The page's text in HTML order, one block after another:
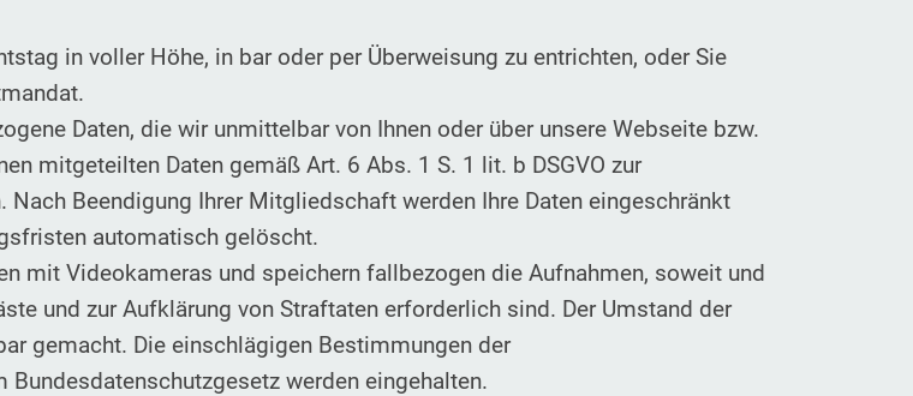
in voller Höhe, in bar oder per Überweisung zu entrichten, oder Sie
Daten, die wir unmittelbar von Ihnen oder über unsere Webseite bzw.
mitgeteilten Daten gemäß Art. 6 Abs. 1 S. 1 lit. b DSGVO zur
Beendigung Ihrer Mitgliedschaft werden Ihre Daten eingeschränkt
automatisch gelöscht.
mit Videokameras und speichern fallbezogen die Aufnahmen, soweit und
und zur Aufklärung von Straftaten erforderlich sind. Der Umstand der
gemacht. Die einschlägigen Bestimmungen der
werden eingehalten.